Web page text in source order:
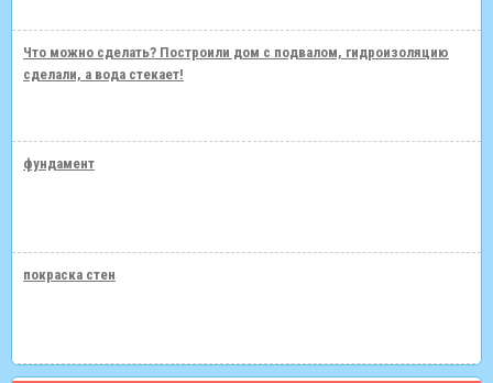
Что можно сделать? Построили дом с подвалом, гидроизоляцию
сделали, а вода стекает!
фундамент
покраска стен